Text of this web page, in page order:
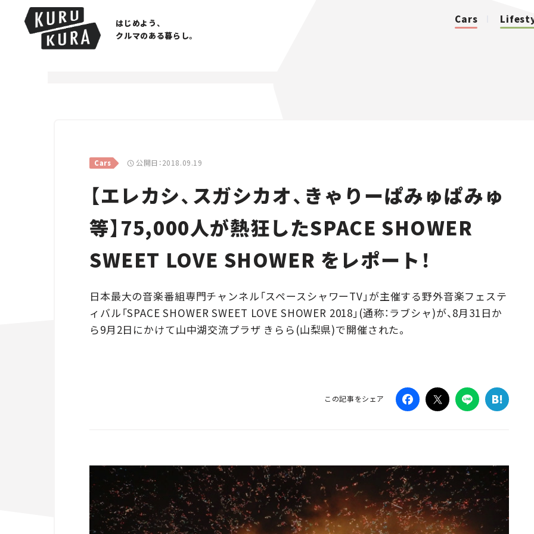
はじめよう、
クルマのある暮らし。
Cars
Cars 公開日：2018.09.19
【エレカシ、スガシカオ、きゃりーぱみゅぱみゅ
等】75,000人が熱狂したSPACE SHOWER
SWEET LOVE SHOWER をレポート！
日本最大の音楽番組専門チャンネル「スペースシャワーTV」が主催する野外音楽フェステ
ィバル「SPACE SHOWER SWEET LOVE SHOWER 2018」(通称：ラブシャ)が、8月31日か
ら9月2日にかけて山中湖交流プラザ きらら(山梨県)で開催された。
この記事をシェア
Traffic
Special